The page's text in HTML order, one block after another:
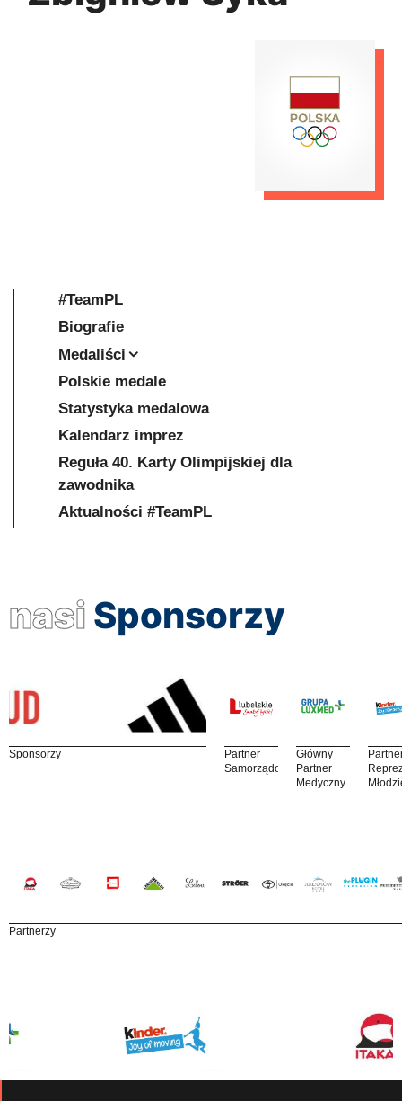
#TeamPL
Biografie
Medaliści
Polskie medale
Statystyka medalowa
Kalendarz imprez
Reguła 40. Karty Olimpijskiej dla
zawodnika
Aktualności #TeamPL
nasi Sponsorzy
Sponsorzy
Partner
Samorządowy
Główny
Partner
Medyczny
Partnerzy